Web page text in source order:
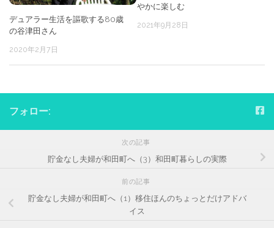
デュアラー生活を謳歌する80歳
の谷津田さん
2020年2月7日
やかに楽しむ
2021年9月28日
フォロー:
次の記事
貯金なし夫婦が和田町へ（3）和田町暮らしの実際
前の記事
貯金なし夫婦が和田町へ（1）移住ほんのちょっとだけアドバ
イス